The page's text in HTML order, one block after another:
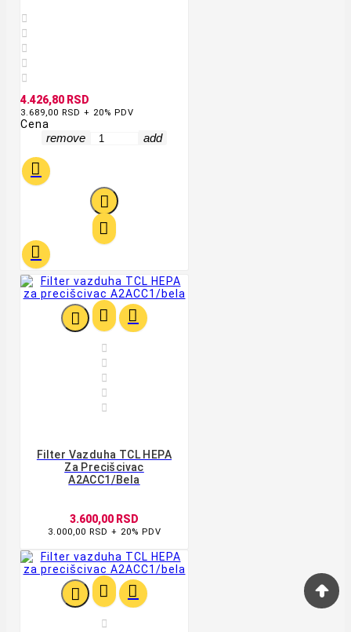





4.426,80 RSD
3.689,00 RSD + 20% PDV
Cena
remove add




  





Filter Vazduha TCL HEPA
Za Precišcivac
A2ACC1/bela
3.600,00 RSD
3.000,00 RSD + 20% PDV
  
